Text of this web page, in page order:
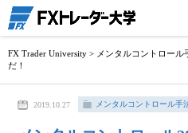
FX Trader University > メンタルコントロール
だ！
2019.10.27 メンタルコントロール手